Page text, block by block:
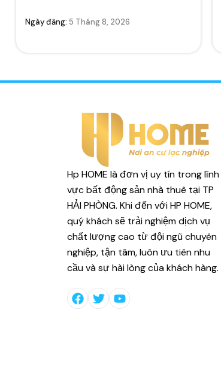
Ngày đăng: 5 Tháng 8, 2026
Hp HOME là đơn vị uy tín trong lĩnh
vực bất động sản nhà thuê tại TP
HẢI PHÒNG. Khi đến với HP HOME,
quý khách sẽ trải nghiệm dịch vụ
chất lượng cao từ đội ngũ chuyên
nghiệp, tận tâm, luôn ưu tiên nhu
cầu và sự hài lòng của khách hàng.